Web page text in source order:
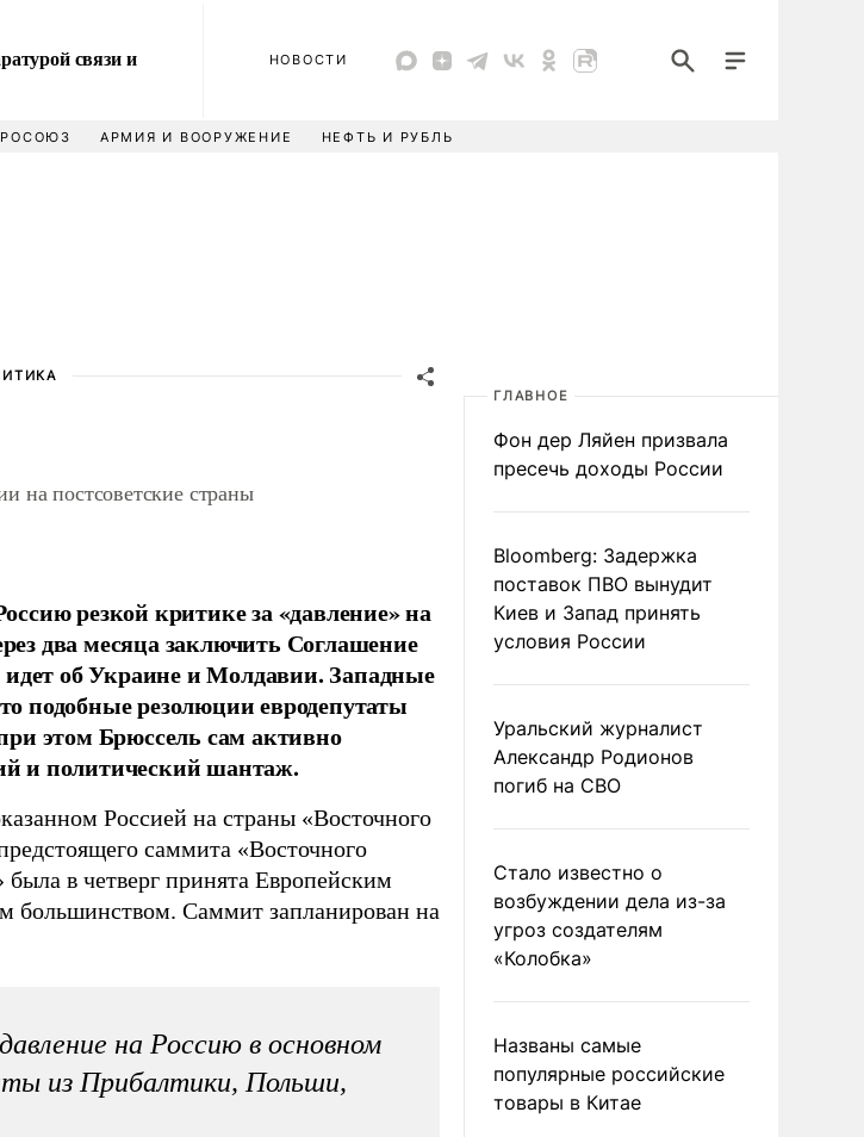
связи и
НОВОСТИ
АРМИЯ И ВООРУЖЕНИЕ НЕФТЬ И РУБЛЬ
на постсоветские страны
резкой критике за «давление» на
два месяца заключить Соглашение
об Украине и Молдавии. Западные
подобные резолюции евродепутаты
этом Брюссель сам активно
и политический шантаж.
Россией на страны «Восточного
саммита «Восточного
в четверг принята Европейским
большинством. Саммит запланирован на
на Россию в основном
из Прибалтики, Польши,
ГЛАВНОЕ
Фон дер Ляйен призвала
пресечь доходы России
Bloomberg: Задержка
поставок ПВО вынудит
Киев и Запад принять
условия России
Уральский журналист
Александр Родионов
погиб на СВО
Стало известно о
возбуждении дела из-за
угроз создателям
«Колобка»
Названы самые
популярные российские
товары в Китае